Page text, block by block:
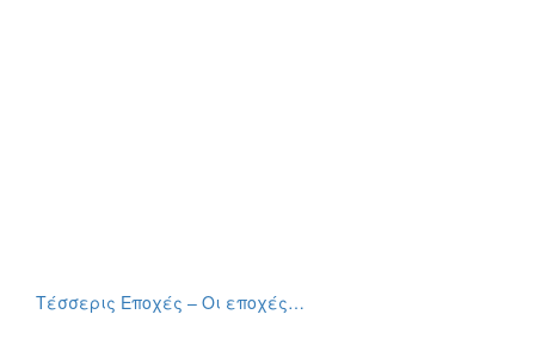
Τέσσερις Εποχές – Οι εποχές…